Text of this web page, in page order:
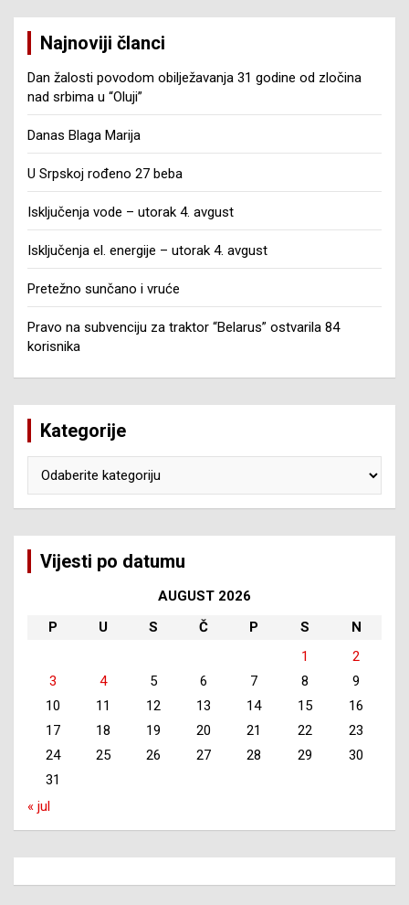
Najnoviji članci
Dan žalosti povodom obilježavanja 31 godine od zločina
nad srbima u “Oluji”
Danas Blaga Marija
U Srpskoj rođeno 27 beba
Isključenja vode – utorak 4. avgust
Isključenja el. energije – utorak 4. avgust
Pretežno sunčano i vruće
Pravo na subvenciju za traktor “Belarus” ostvarila 84
korisnika
Kategorije
Vijesti po datumu
AUGUST 2026
P
U S Č P S
N
1
2
3
4 5 6 7 8
9
10
11 12 13 14 15
16
17
18 19 20 21 22
23
24
25 26 27 28 29
30
31
« jul